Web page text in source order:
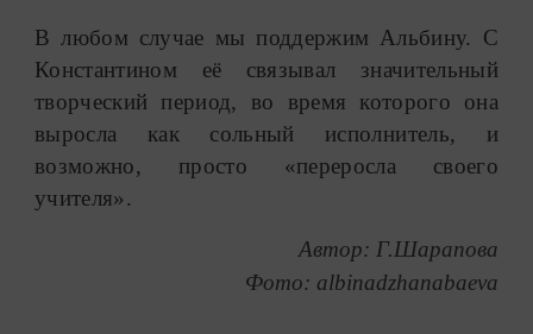
В любом случае мы поддержим Альбину. С
Константином её связывал значительный
творческий период, во время которого она
выросла как сольный исполнитель, и
возможно, просто «переросла своего
учителя».
Автор: Г.Шарапова
Фото: albinadzhanabaeva